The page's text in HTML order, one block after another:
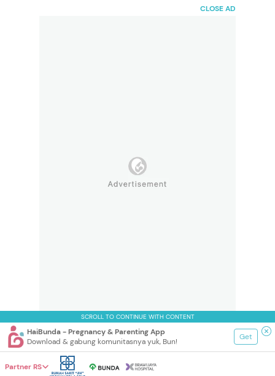
CLOSE AD
SCROLL TO CONTINUE WITH CONTENT
HaiBunda - Pregnancy & Parenting App
Download & gabung komunitasnya yuk, Bun!
Get
Partner RS